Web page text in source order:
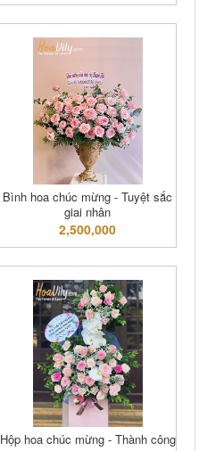
Bình hoa chúc mừng - Tuyệt sắc
giai nhân
2,500,000
Hộp hoa chúc mừng - Thành công